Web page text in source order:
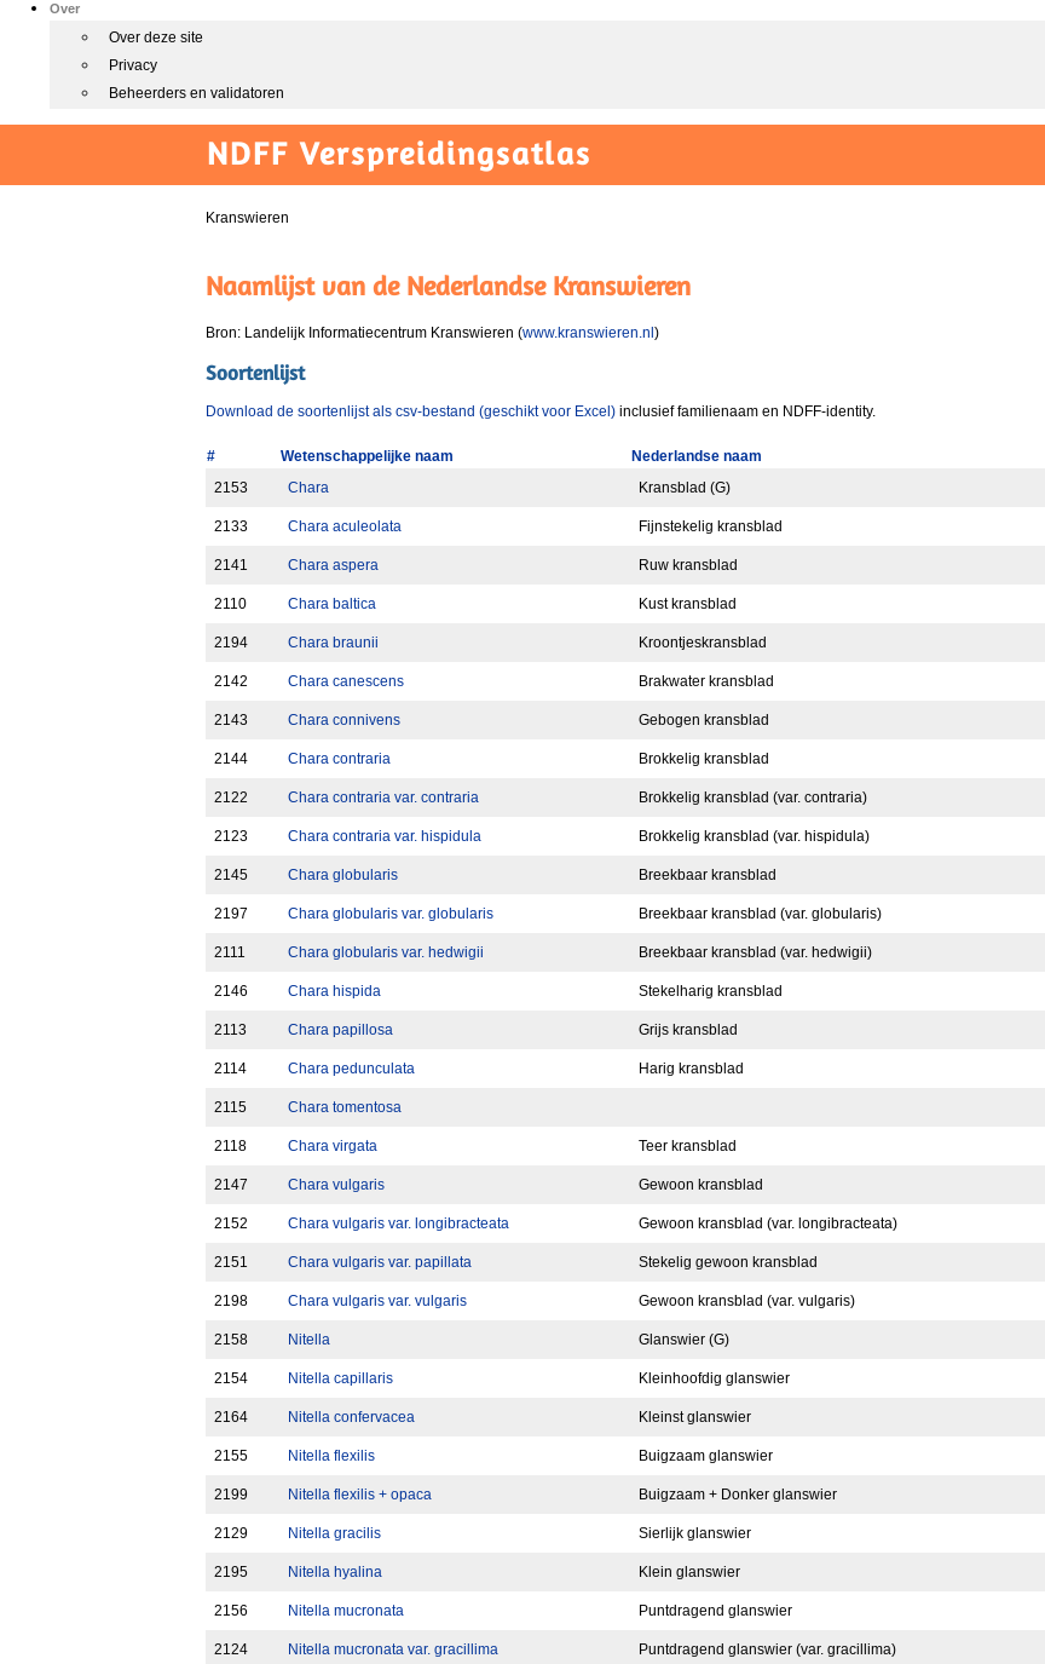
Over
Over deze site
Privacy
Beheerders en validatoren
NDFF Verspreidingsatlas
Kranswieren
Naamlijst van de Nederlandse Kranswieren
Bron: Landelijk Informatiecentrum Kranswieren (www.kranswieren.nl )
Soortenlijst
Download de soortenlijst als csv-bestand (geschikt voor Excel)inclusief familienaam en NDFF-identity.
# Wetenschappelijke naam Nederlandse naam
2153
Chara Kransblad (G)
2133 Chara aculeolata Fijnstekelig kransblad
2141 Chara aspera Ruw kransblad
2110 Chara baltica Kust kransblad
2194 Chara braunii Kroontjeskransblad
2142 Chara canescens Brakwater kransblad
2143 Chara connivens Gebogen kransblad
2144 Chara contraria Brokkelig kransblad
2122 Chara contraria var. contraria Brokkelig kransblad (var. contraria)
2123 Chara contraria var. hispidula Brokkelig kransblad (var. hispidula)
2145 Chara globularis Breekbaar kransblad
2197 Chara globularis var. globularis Breekbaar kransblad (var. globularis)
2111 Chara globularis var. hedwigii Breekbaar kransblad (var. hedwigii)
2146 Chara hispida Stekelharig kransblad
2113 Chara papillosa Grijs kransblad
2114 Chara pedunculata Harig kransblad
2115 Chara tomentosa
2118 Chara virgata Teer kransblad
2147 Chara vulgaris Gewoon kransblad
2152 Chara vulgaris var. longibracteata Gewoon kransblad (var. longibracteata)
2151 Chara vulgaris var. papillata Stekelig gewoon kransblad
2198 Chara vulgaris var. vulgaris Gewoon kransblad (var. vulgaris)
2158 Nitella Glanswier (G)
2154 Nitella capillaris Kleinhoofdig glanswier
2164 Nitella confervacea Kleinst glanswier
2155 Nitella flexilis Buigzaam glanswier
2199 Nitella flexilis + opaca Buigzaam + Donker glanswier
2129 Nitella gracilis Sierlijk glanswier
2195 Nitella hyalina Klein glanswier
2156 Nitella mucronata Puntdragend glanswier
2124 Nitella mucronata var. gracillima Puntdragend glanswier (var. gracillima)